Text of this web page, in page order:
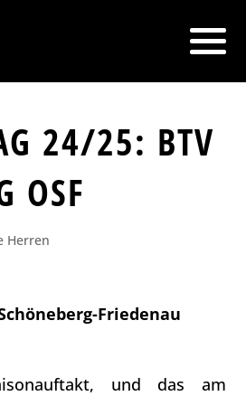
24/25: BTV
OSF
Herren
Schöneberg-Friedenau
und das am